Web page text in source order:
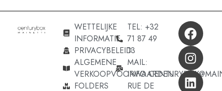
WETTELIJKE
INFORMATIE
PRIVACYBELEID
ALGEMENE
VERKOOPVOORWAARDEN
FOLDERS
TEL: +32
71 87 49
13
MAIL:
RUE DE